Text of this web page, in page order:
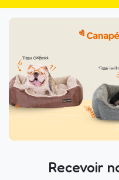
Recevoir